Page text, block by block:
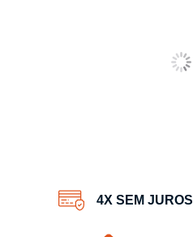
4X SEM JUROS